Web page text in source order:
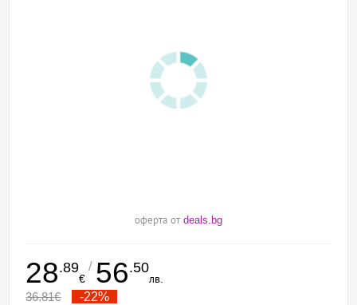
оферта от deals.bg
28.89
€
/ 56.50
лв.
36.81€ -22%